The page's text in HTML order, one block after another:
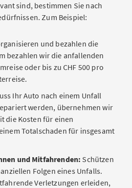
sind, bestimmen Sie nach
Zum Beispiel:
und bezahlen die
bezahlen wir die anfallenden
oder bis zu CHF 500 pro
Ihr Auto nach einem Unfall
werden, übernehmen wir
die Kosten für einen
Totalschaden für insgesamt
und Mitfahrenden: Schützen
Folgen eines Unfalls.
Verletzungen erleiden,